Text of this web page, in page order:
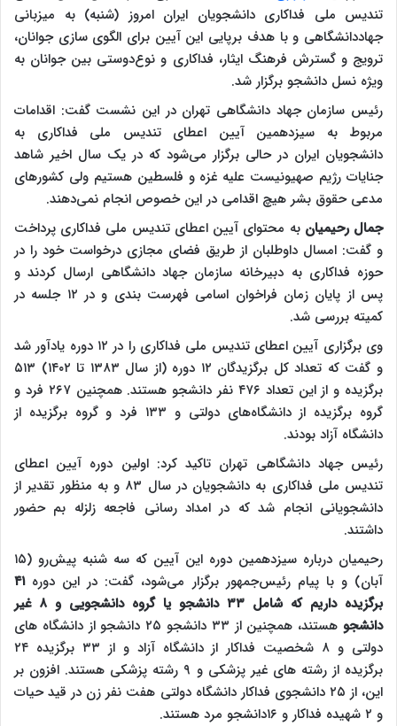
تندیس ملی فداکاری دانشجویان ایران امروز (شنبه) به میزبانی
جهاددانشگاهی و با هدف برپایی این آیین برای الگوی سازی جوانان،
ترویج و گسترش فرهنگ ایثار، فداکاری و نوع‌دوستی بین جوانان به
ویژه نسل دانشجو برگزار شد.
رئیس سازمان جهاد دانشگاهی تهران در این نشست گفت: اقدامات
مربوط به سیزدهمین آیین اعطای تندیس ملی فداکاری به
دانشجویان ایران در حالی برگزار می‌شود ‌که در یک سال اخیر شاهد
جنایات رژیم صهیونیست علیه غزه و فلسطین هستیم ولی کشورهای
مدعی حقوق بشر هیچ اقدامی در این خصوص انجام نمی‌دهند.
جمال رحیمیان به محتوای آیین اعطای تندیس ملی فداکاری پرداخت
و گفت: امسال داوطلبان از طریق فضای مجازی درخواست خود را در
حوزه فداکاری به دبیرخانه سازمان جهاد دانشگاهی ارسال کردند و
پس از پایان زمان فراخوان اسامی فهرست بندی و در ۱۲ جلسه در
کمیته بررسی شد.
وی برگزاری آیین اعطای تندیس ملی فداکاری را در ۱۲ دوره یادآور شد
و گفت که تعداد کل برگزیدگان ۱۲ دوره (از سال ۱۳۸۳ تا ۱۴۰۲) ۵۱۳
برگزیده و از این تعداد ۴۷۶ نفر دانشجو هستند. همچنین ۲۶۷ فرد و
گروه برگزیده از دانشگاه‌های دولتی و ۱۳۳ فرد و گروه برگزیده از
دانشگاه آزاد بودند.
رئیس جهاد دانشگاهی تهران تاکید کرد: اولین دوره آیین اعطای
تندیس ملی فداکاری به دانشجویان در سال ۸۳ و به منظور تقدیر از
دانشجویانی انجام شد که در امداد رسانی فاجعه زلزله بم حضور
داشتند.
رحیمیان درباره سیزدهمین دوره این آیین که سه شنبه پیش‌رو (۱۵
آبان) و با پیام رئیس‌جمهور برگزار می‌شود، گفت: در این دوره۴۱
برگزیده داریم که شامل ۳۳ دانشجو یا گروه دانشجویی و ۸ غیر
دانشجو
هستند، همچنین از ۳۳ دانشجو ۲۵ دانشجو از دانشگاه های
دولتی و ۸ شخصیت فداکار از دانشگاه آزاد و از ۳۳ برگزیده ۲۴
برگزیده از رشته های غیر پزشکی و ۹ رشته پزشکی هستند. افزون بر
این، از ۲۵ دانشجوی فداکار دانشگاه دولتی هفت نفر زن در قید حیات
و ۲ شهیده فداکار و ۱۶دانشجو مرد هستند.